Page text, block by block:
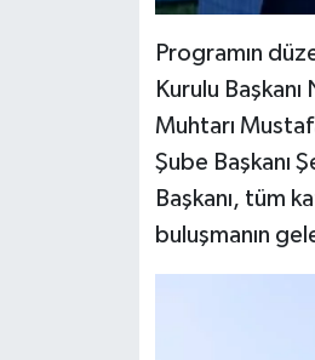
Programın
Kurulu
Muhtarı
Şube Başkanı
Başkanı, tüm
buluşmanın